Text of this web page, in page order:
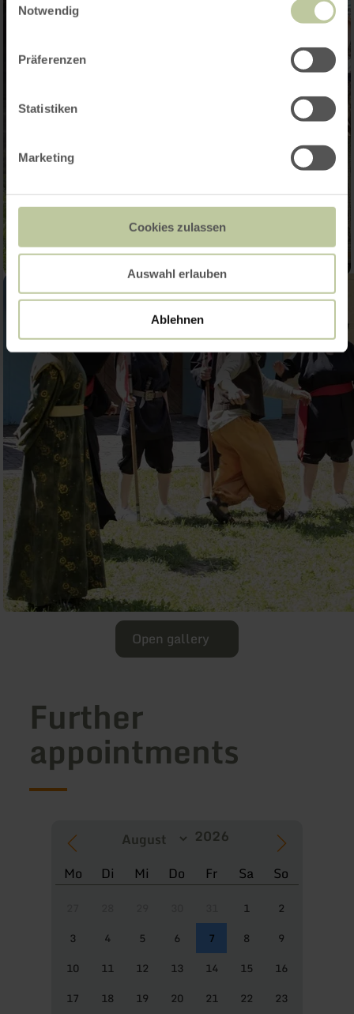
Notwendig
Präferenzen
Statistiken
Marketing
Cookies zulassen
Auswahl erlauben
Ablehnen
Open gallery
Further
appointments
Mo Di Mi Do Fr Sa So
1
2
3
4 5 6 7 8
9
10
11 12 13 14 15
16
17
18 19 20 21 22
23